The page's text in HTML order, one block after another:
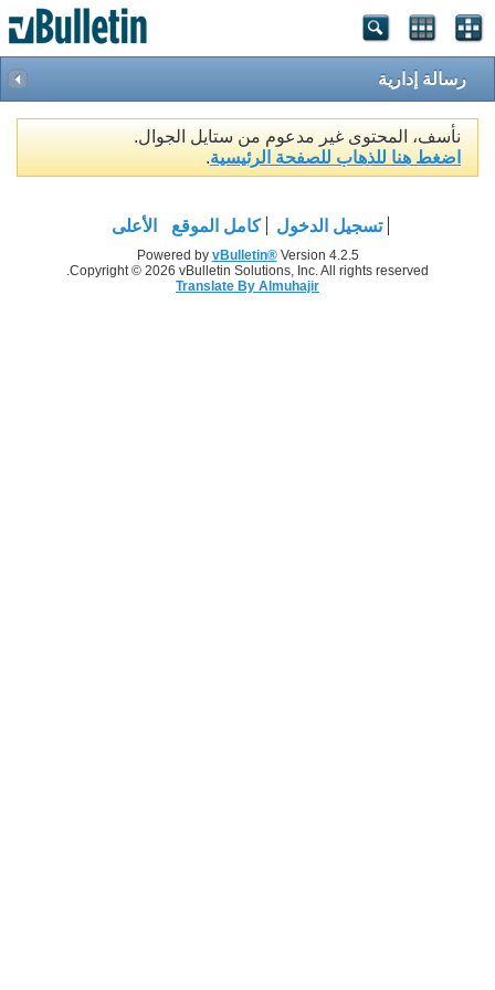
رسالة إدارية
نأسف، المحتوى غير مدعوم من ستايل الجوال.
اضغط هنا للذهاب للصفحة الرئيسية.
تسجيل الدخول كامل الموقع الأعلى
Powered by vBulletin®Version 4.2.5
Copyright © 2026 vBulletin Solutions, Inc. All rights reserved.
Translate By Almuhajir